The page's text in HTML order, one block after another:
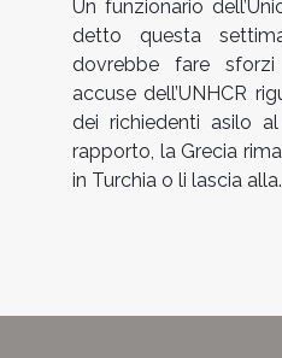
Un funzionario
detto questa
dovrebbe fare
accuse dell’UNHCR
dei richiedenti asilo
rapporto, la Grecia
in Turchia o li lascia